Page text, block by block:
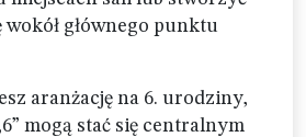
głównego punktu
aranżację na 6. urodziny,
mogą stać się centralnym